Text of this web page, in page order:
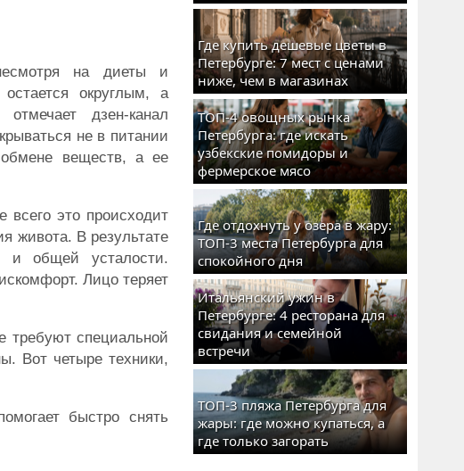
на диеты и
округлым, а
дзен-канал
не в питании
веществ, а ее
это происходит
живота. В результате
и общей усталости.
Лицо теряет
требуют специальной
Вот четыре техники,
быстро снять
Где купить дешевые цветы в
Петербурге: 7 мест с ценами
ниже, чем в магазинах
ТОП-4 овощных рынка
Петербурга: где искать
узбекские помидоры и
фермерское мясо
Где отдохнуть у озера в жару:
ТОП-3 места Петербурга для
спокойного дня
Итальянский ужин в
Петербурге: 4 ресторана для
свидания и семейной
встречи
ТОП-3 пляжа Петербурга для
жары: где можно купаться, а
где только загорать